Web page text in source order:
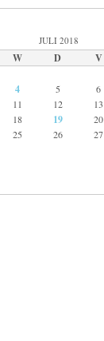
JULI 2018
W D V
4 5 6
11 12 13
18 19 20
25 26 27